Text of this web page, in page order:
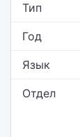
Тип
Год
Язык
Отдел